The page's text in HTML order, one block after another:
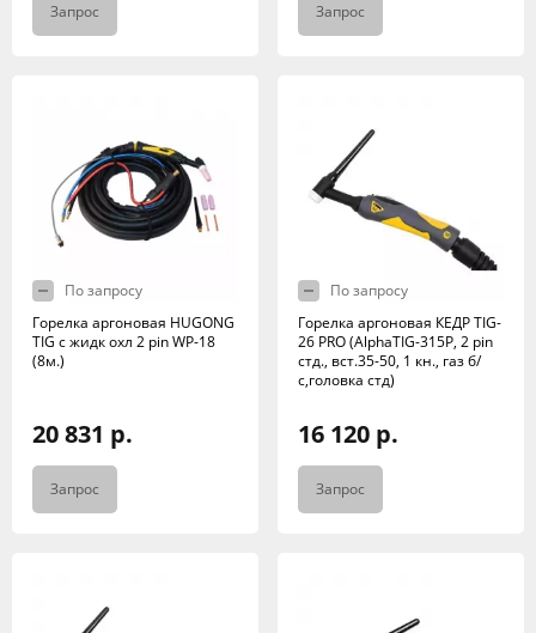
Запрос Запрос
По запросу
Горелка аргоновая HUGONG
TIG с жидк охл 2 pin WP-18
(8м.)
20 831 р.
Запрос
По запросу
Горелка аргоновая КЕДР TIG-
26 PRO (AlphaTIG-315P, 2 pin
стд., вст.35-50, 1 кн., газ б/
с,головка стд)
16 120 р.
Запрос